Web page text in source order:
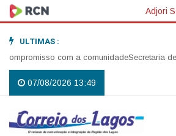
Adjori
ULTIMAS :
com a comunidadeSecretaria de
07/08/2026 13:49